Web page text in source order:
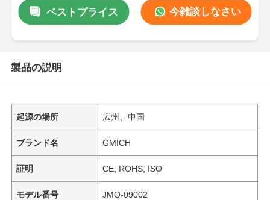
ベストプライス 今雑談しなさい
製品の説明
起源の場所 広州、中国
ブランド名 GMICH
証明 CE, ROHS, ISO
モデル番号 JMQ-09002